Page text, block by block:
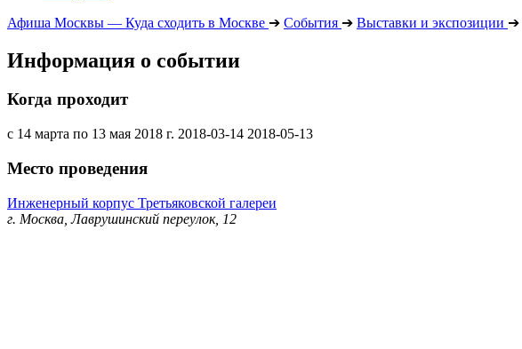
Афиша Москвы — Куда сходить в Москве ➔ События ➔ Выставки и экспозиции ➔
Информация о событии
Когда проходит
с 14 марта по 13 мая 2018 г. 2018-03-14 2018-05-13
Место проведения
Инженерный корпус Третьяковской галереи
г. Москва, Лаврушинский переулок, 12